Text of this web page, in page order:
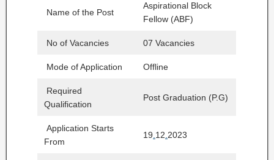
Name of the Post
Aspirational Block
Fellow (ABF)
No of Vacancies 07 Vacancies
Mode of Application Offline
Required
Qualification
Post Graduation (P.G)
Application Starts
From
19.12.2023